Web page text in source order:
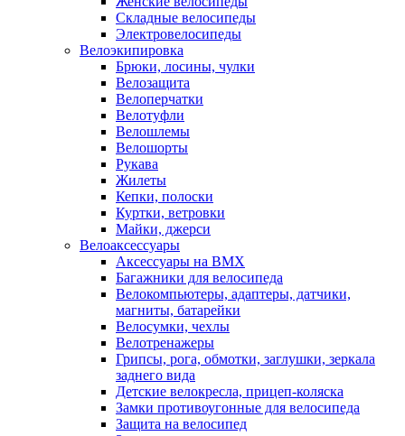
Складные велосипеды
Электровелосипеды
Велоэкипировка
Брюки, лосины, чулки
Велозащита
Велоперчатки
Велотуфли
Велошлемы
Велошорты
Рукава
Жилеты
Кепки, полоски
Куртки, ветровки
Майки, джерси
Велоаксессуары
Аксессуары на BMX
Багажники для велосипеда
Велокомпьютеры, адаптеры, датчики,
магниты, батарейки
Велосумки, чехлы
Велотренажеры
Грипсы, рога, обмотки, заглушки, зеркала
заднего вида
Детские велокресла, прицеп-коляска
Замки противоугонные для велосипеда
Защита на велосипед